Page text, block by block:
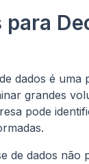
dados é
grandes
pode
de dados